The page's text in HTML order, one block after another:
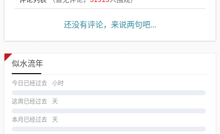
还没有评论，来说两句吧...
似水流年
今日已经过去 小时
这周已经过去 天
本月已经过去 天